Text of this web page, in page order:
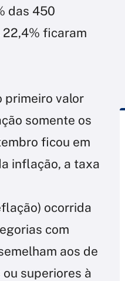
das 450
22,4% ficaram
primeiro valor
somente os
ficou em
inflação, a taxa
ocorrida
com
aos de
superiores à